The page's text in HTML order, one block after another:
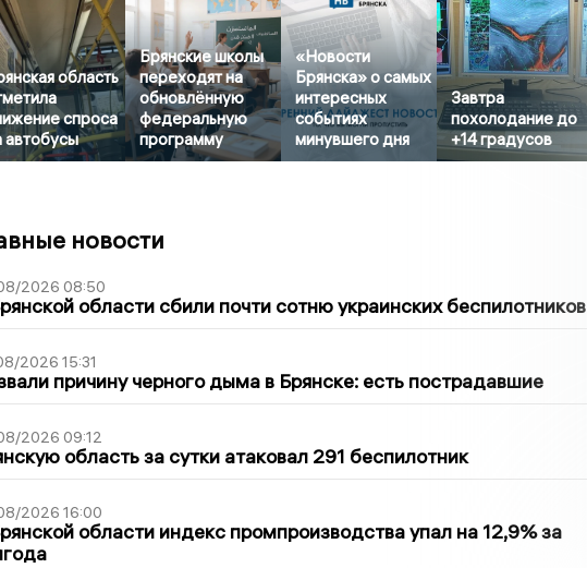
область
спроса
автобусы
Брянские школы
переходят на
обновлённую
федеральную
программу
«Новости
Брянска» о самых
интересных
событиях
минувшего дня
Завтра
похолодание до
+14 градусов
новости
2026 08:50
области сбили почти сотню украинских беспилотников
2026 15:31
причину черного дыма в Брянске: есть пострадавшие
2026 09:12
область за сутки атаковал 291 беспилотник
2026 16:00
области индекс промпроизводства упал на 12,9% за